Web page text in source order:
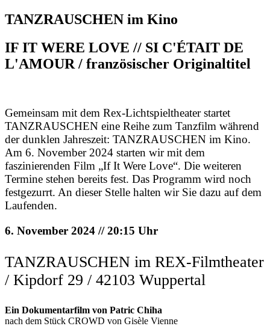
TANZRAUSCHEN im Kino
IF IT WERE LOVE // SI C'ÉTAIT DE
L'AMOUR / französischer Originaltitel
Gemeinsam mit dem Rex-Lichtspieltheater startet
TANZRAUSCHEN eine Reihe zum Tanzfilm während
der dunklen Jahreszeit: TANZRAUSCHEN im Kino.
Am 6. November 2024 starten wir mit dem
faszinierenden Film „If It Were Love“. Die weiteren
Termine stehen bereits fest. Das Programm wird noch
festgezurrt. An dieser Stelle halten wir Sie dazu auf dem
Laufenden.
6. November 2024 // 20:15 Uhr
TANZRAUSCHEN im REX-Filmtheater
/ Kipdorf 29 / 42103 Wuppertal
Ein Dokumentarfilm von Patric Chiha
nach dem Stück CROWD von Gisèle Vienne